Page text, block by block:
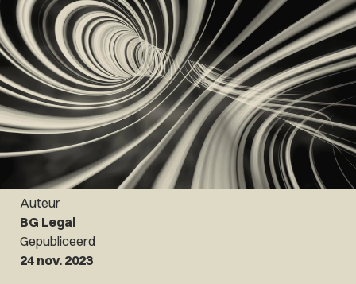
Auteur
BG Legal
Gepubliceerd
24 nov. 2023